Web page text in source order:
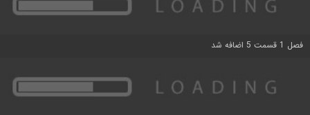
فصل 1 قسمت 5 اضافه شد